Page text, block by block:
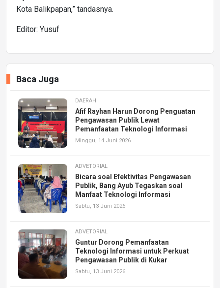
Kota Balikpapan,” tandasnya.
Editor: Yusuf
Baca Juga
DAERAH
Afif Rayhan Harun Dorong Penguatan
Pengawasan Publik Lewat
Pemanfaatan Teknologi Informasi
Minggu, 14 Juni 2026
ADVETORIAL
Bicara soal Efektivitas Pengawasan
Publik, Bang Ayub Tegaskan soal
Manfaat Teknologi Informasi
Sabtu, 13 Juni 2026
ADVETORIAL
Guntur Dorong Pemanfaatan
Teknologi Informasi untuk Perkuat
Pengawasan Publik di Kukar
Sabtu, 13 Juni 2026